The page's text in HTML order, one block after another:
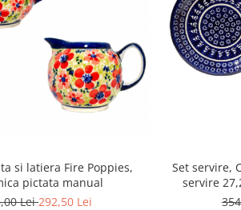
si latiera Fire Poppies,
pictata manual
Lei292,50 Lei
Set servire,
servire